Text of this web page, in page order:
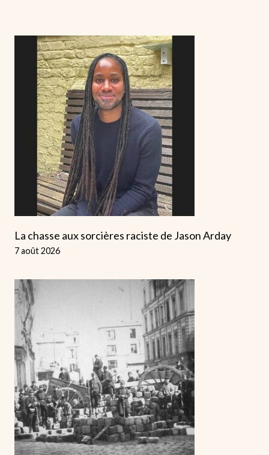
La chasse aux sorcières raciste de Jason Arday
7 août 2026